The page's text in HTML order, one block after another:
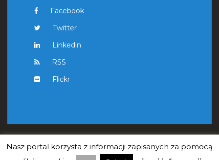
Facebook
Twitter
Linkedin
RSS
Flickr
Copyright © 2011 - 2021 Cybersecurity Foundation. All Rights
Reserved.
Nasz portal korzysta z informacji zapisanych za pomocą